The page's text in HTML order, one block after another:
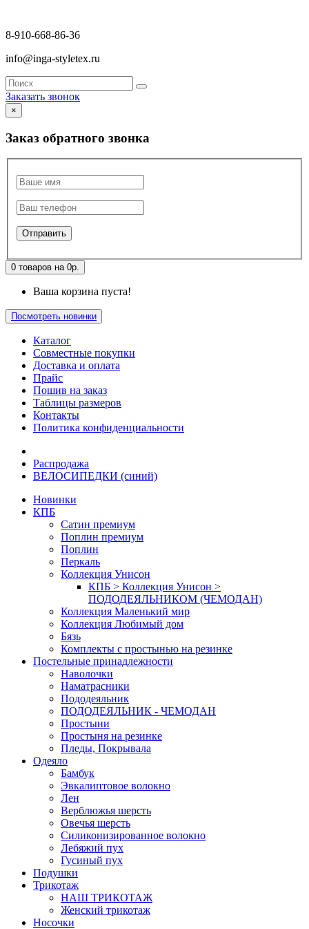
8-910-668-86-36
info@inga-styletex.ru
Заказать звонок
×
Заказ обратного звонка
0 товаров на 0р.
Ваша корзина пуста!
Посмотреть новинки
Каталог
Совместные покупки
Доставка и оплата
Прайс
Пошив на заказ
Таблицы размеров
Контакты
Политика конфиденциальности
Распродажа
ВЕЛОСИПЕДКИ (синий)
Новинки
КПБ
Сатин премиум
Поплин премиум
Поплин
Перкаль
Коллекция Унисон
КПБ > Коллекция Унисон >
ПОДОДЕЯЛЬНИКОМ (ЧЕМОДАН)
Коллекция Маленький мир
Коллекция Любимый дом
Бязь
Комплекты с простынью на резинке
Постельные принадлежности
Наволочки
Наматрасники
Пододеяльник
ПОДОДЕЯЛЬНИК - ЧЕМОДАН
Простыни
Простыня на резинке
Пледы, Покрывала
Одеяло
Бамбук
Эвкалиптовое волокно
Лен
Верблюжья шерсть
Овечья шерсть
Силиконизированное волокно
Лебяжий пух
Гусиный пух
Подушки
Трикотаж
НАШ ТРИКОТАЖ
Женский трикотаж
Носочки